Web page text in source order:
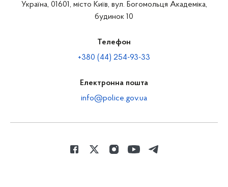
Україна, 01601, місто Київ, вул. Богомольця Академіка,
будинок 10
Телефон
+380 (44) 254-93-33
Електронна пошта
info@police.gov.ua